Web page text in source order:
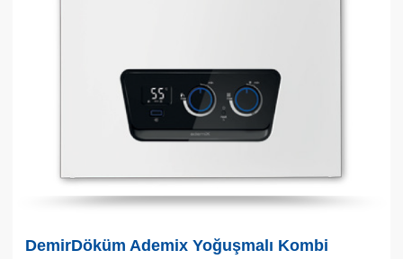
DemirDöküm Ademix Yoğuşmalı Kombi